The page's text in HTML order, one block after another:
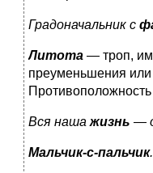
Градоначальник с
Литота — троп,
преуменьшения или
Вся наша жизнь —
Мальчик-с-пальчик.